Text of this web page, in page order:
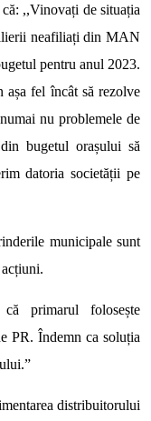
,,Vinovați de situația
neafiliați din MAN
pentru anul 2023.
fel încât să rezolve
nu problemele de
bugetul orașului să
datoria societății pe
municipale sunt
primarul folosește
PR. Îndemn ca soluția
distribuitorului